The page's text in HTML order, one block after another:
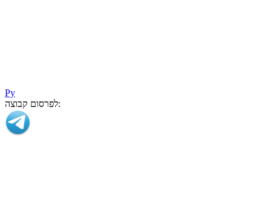
Ру
לפרסום קבוצה: